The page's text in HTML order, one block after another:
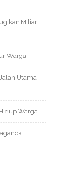
Miliar
Warga
Utama
Warga